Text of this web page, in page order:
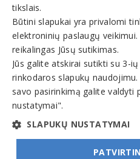
© INFOMINTA, UAB. Visos
6900 1551. El. paštas
Pagrindinis
Tikslinti duomenis
Transportas
El. parduotuvės
Pagalba
Pasiūlymai
tikslais.
Būtini slapukai yra privalomi
elektroninių paslaugų
reikalingas Jūsų sutikimas.
Jūs galite atskirai sutikti su 3-
rinkodaros slapukų
savo pasirinkimą galite valdyti
nustatymai".
SLAPUKŲ NUSTATYMAI